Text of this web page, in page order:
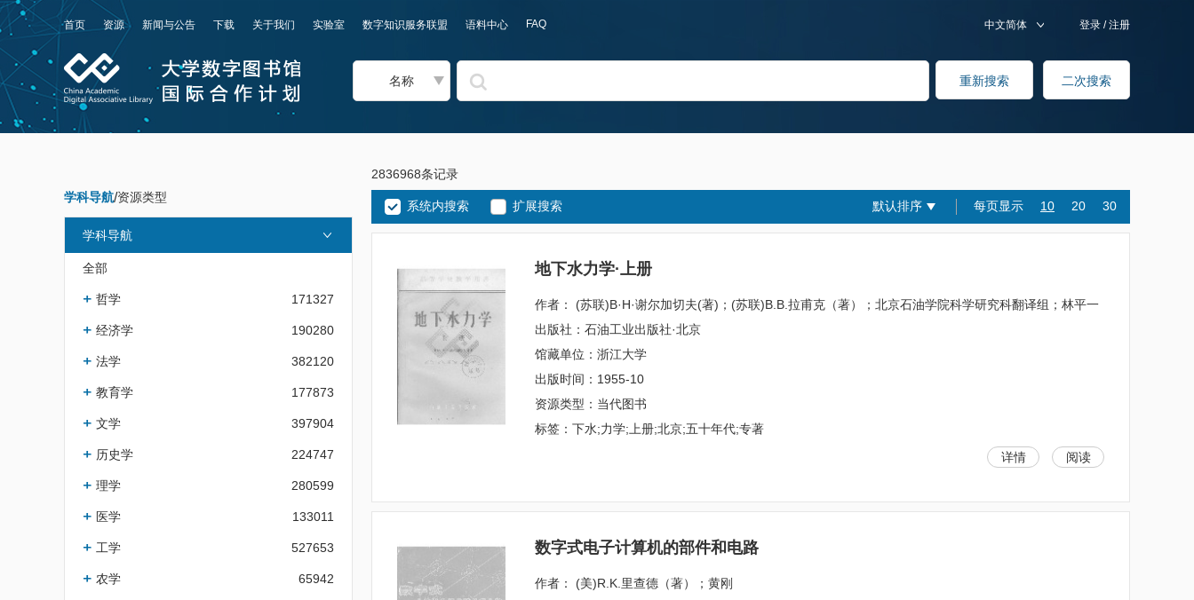
首页 资源 新闻与公告 下载 关于我们 实验室 数字知识服务联盟 语料中心 FAQ 登录 /注册
中文简体
名称
学科导航/资源类型
学科导航
全部
哲学 171327
经济学 190280
法学 382120
教育学 177873
文学 397904
历史学 224747
理学 280599
医学 133011
工学 527653
农学 65942
2836968条记录
系统内搜索 扩展搜索 默认排序 每页显示 10 20 30
地下水力学·上册
作者： (苏联)B·H·谢尔加切夫(著)；(苏联)B.B.拉甫克（著）；北京石油学院科学研究科翻译组；林平一
出版社：石油工业出版社·北京
馆藏单位：浙江大学
出版时间：1955-10
资源类型：当代图书
标签：下水;力学;上册;北京;五十年代;专著
详情
阅读
数字式电子计算机的部件和电路
作者： (美)R.K.里查德（著）；黄刚